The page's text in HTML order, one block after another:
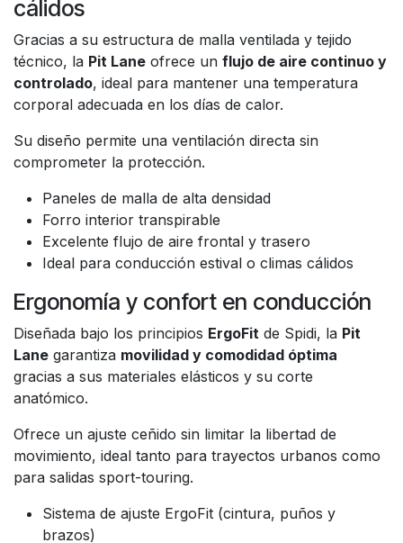
cálidos
Gracias a su estructura de malla ventilada y tejido
técnico, la Pit Lane ofrece un flujo de aire continuo y
controlado, ideal para mantener una temperatura
corporal adecuada en los días de calor.
Su diseño permite una ventilación directa sin
comprometer la protección.
Paneles de malla de alta densidad
Forro interior transpirable
Excelente flujo de aire frontal y trasero
Ideal para conducción estival o climas cálidos
Ergonomía y confort en conducción
Diseñada bajo los principios ErgoFit de Spidi, la Pit
Lane garantiza movilidad y comodidad óptima
gracias a sus materiales elásticos y su corte
anatómico.
Ofrece un ajuste ceñido sin limitar la libertad de
movimiento, ideal tanto para trayectos urbanos como
para salidas sport-touring.
Sistema de ajuste ErgoFit (cintura, puños y
brazos)